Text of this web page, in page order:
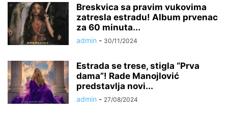
Breskvica sa pravim vukovima
zatresla estradu! Album prvenac
za 60 minuta...
admin - 30/11/2024
Estrada se trese, stigla “Prva
dama”! Rade Manojlović
predstavlja novi...
admin - 27/08/2024